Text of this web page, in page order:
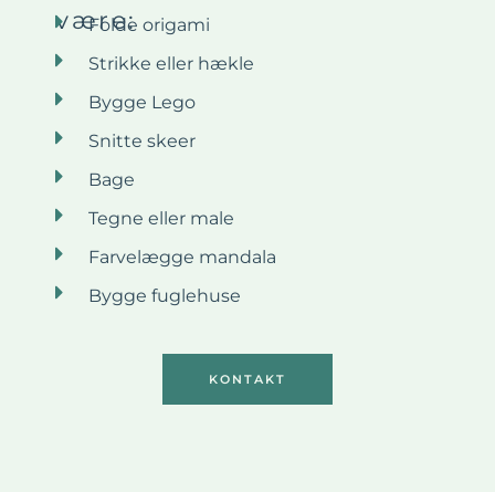
være:
Folde origami
Strikke eller hækle
Bygge Lego
Snitte skeer
Bage
Tegne eller male
Farvelægge mandala
Bygge fuglehuse
KONTAKT